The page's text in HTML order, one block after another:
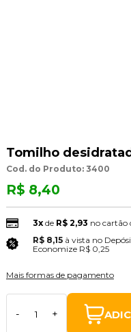
Tomilho
Cod. do Produto: 3400
R$ 8,40
3xde R$ 2,93 no cartão
R$ 8,15 à vista no
Economize R$ 0,25
Mais formas de pagamento
- +